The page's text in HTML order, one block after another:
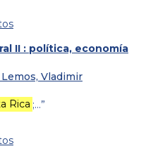
II : política, economía
Vladimir
Rica ;…”